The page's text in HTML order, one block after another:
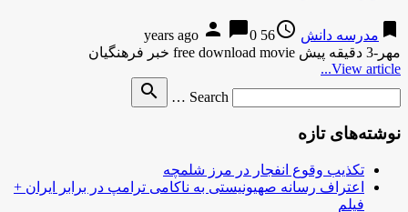
bookmark مدرسه دانش access_time
56 years ago
person chat_bubble0
مهر-3 دقیقه پیش free download movie خبر فرهنگیان
View article...
Search …
search
نوشته‌های تازه
تکذیب وقوع انفجار در مرز شلمچه
اعتراف رسانه صهیونیستی به ناکامی ترامپ در برابر ایران +
فیلم